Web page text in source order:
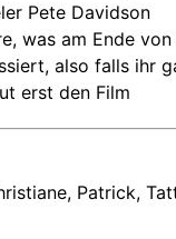
Pete Davidson
was am Ende
also falls ihr
erst den Film
Patrick,